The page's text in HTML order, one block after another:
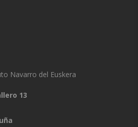
Navarro del Euskera
13